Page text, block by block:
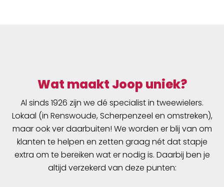
Wat maakt Joop uniek?
Al sinds 1926 zijn we dé specialist in tweewielers.
Lokaal (in Renswoude, Scherpenzeel en omstreken),
maar ook ver daarbuiten! We worden er blij van om
klanten te helpen en zetten graag nét dat stapje
extra om te bereiken wat er nodig is. Daarbij ben je
altijd verzekerd van deze punten: